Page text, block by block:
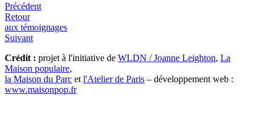
Précédent
Retour
aux témoignages
Suivant
Crédit : projet à l'initiative de WLDN / Joanne Leighton, La
Maison populaire,
la Maison du Parc et l'Atelier de Paris – développement web :
www.maisonpop.fr